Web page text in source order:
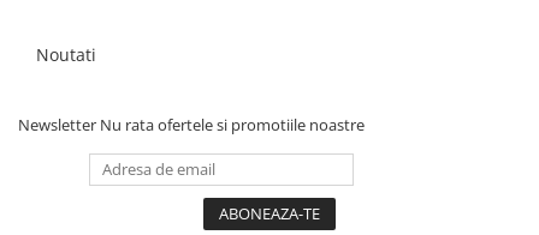
Noutati
Newsletter Nu rata ofertele si promotiile noastre